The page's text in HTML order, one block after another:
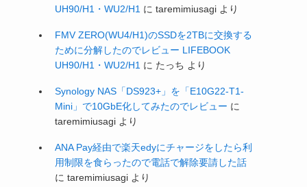
UH90/H1・WU2/H1 に taremimiusagi より
FMV ZERO(WU4/H1)のSSDを2TBに交換する
ために分解したのでレビュー LIFEBOOK
UH90/H1・WU2/H1 に たっち より
Synology NAS「DS923+」を「E10G22-T1-
Mini」で10GbE化してみたのでレビュー に
taremimiusagi より
ANA Pay経由で楽天edyにチャージをしたら利
用制限を食らったので電話で解除要請した話
に taremimiusagi より